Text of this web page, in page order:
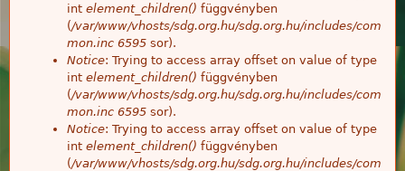
int element_children() függvényben
(/var/www/vhosts/sdg.org.hu/sdg.org.hu/includes/com
mon.inc 6595 sor).
Notice: Trying to access array offset on value of type
int element_children() függvényben
(/var/www/vhosts/sdg.org.hu/sdg.org.hu/includes/com
mon.inc 6595 sor).
Notice: Trying to access array offset on value of type
int element_children() függvényben
(/var/www/vhosts/sdg.org.hu/sdg.org.hu/includes/com